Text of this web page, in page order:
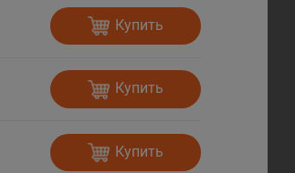
Купить
Купить
Купить